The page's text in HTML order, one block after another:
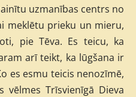
uzmanības centrs no
meklētu prieku un mieru,
pie Tēva. Es teicu, ka
arī teikt, ka lūgšana ir
es esmu teicis nenozīmē,
vēlmes Trīsvienīgā Dieva